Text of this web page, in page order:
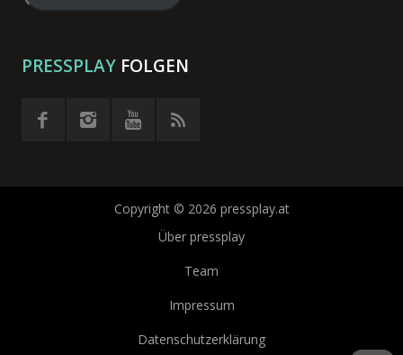
eingeben
PRESSPLAY FOLGEN
Copyright © 2026 pressplay.at
Über pressplay
Team
Impressum
Datenschutzerklärung